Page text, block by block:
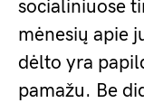
socialiniuose
mėnesių apie
dėlto yra
pamažu. Be